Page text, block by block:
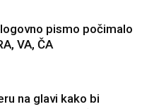
pismo počimalo
VA, ČA
na glavi kako bi